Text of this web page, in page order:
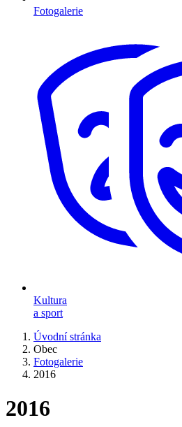
Fotogalerie
Kultura
a sport
Úvodní stránka
Obec
Fotogalerie
2016
2016